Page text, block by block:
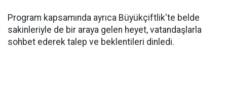
Program kapsamında ayrıca Büyükçiftlik'te belde
sakinleriyle de bir araya gelen heyet, vatandaşlarla
sohbet ederek talep ve beklentileri dinledi.